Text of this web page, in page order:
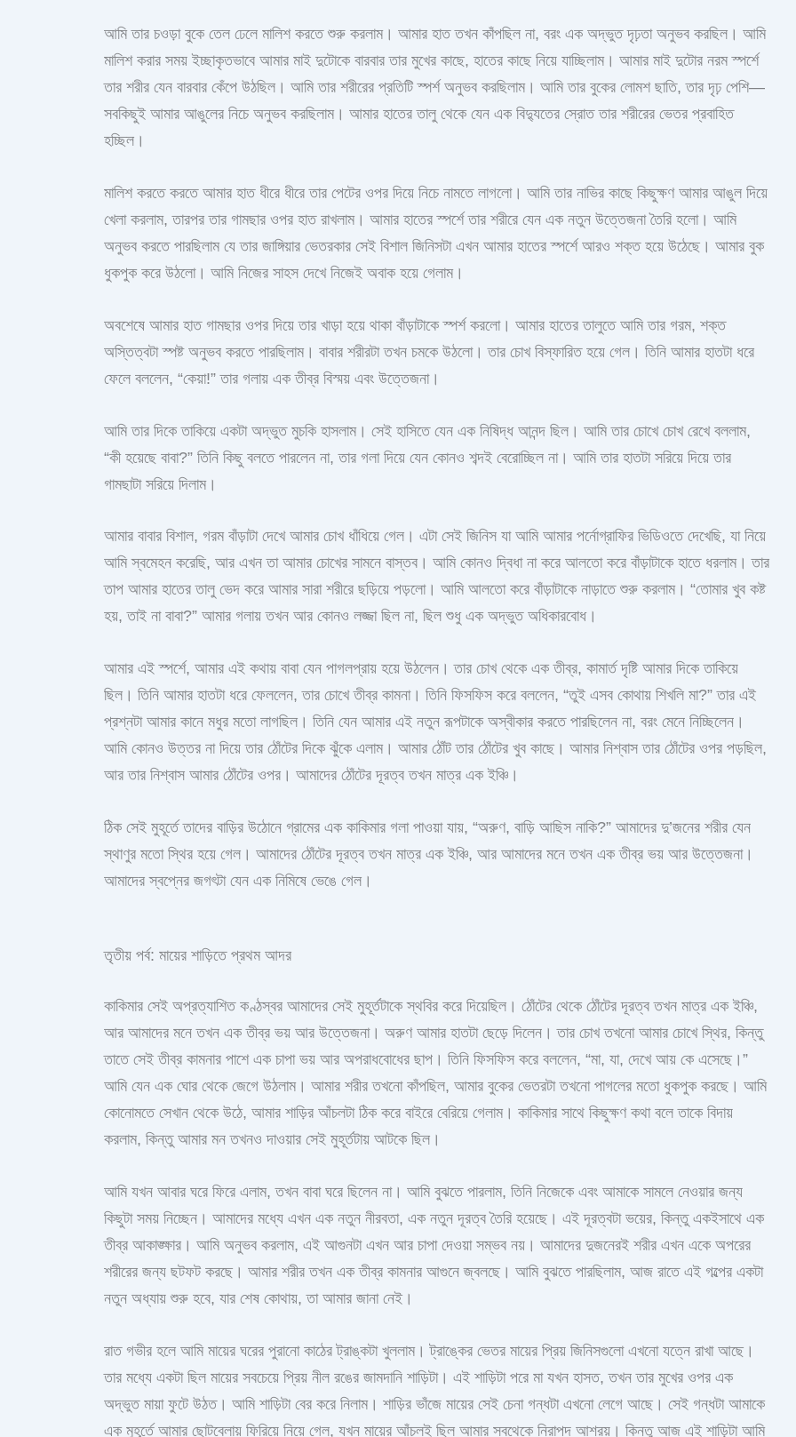
আমি তার চওড়া বুকে তেল ঢেলে মালিশ করতে শুরু করলাম। আমার হাত তখন কাঁপছিল না, বরং এক অদ্ভুত দৃঢ়তা অনুভব করছিল। আমি
মালিশ করার সময় ইচ্ছাকৃতভাবে আমার মাই দুটোকে বারবার তার মুখের কাছে, হাতের কাছে নিয়ে যাচ্ছিলাম। আমার মাই দুটোর নরম স্পর্শে
তার শরীর যেন বারবার কেঁপে উঠছিল। আমি তার শরীরের প্রতিটি স্পর্শ অনুভব করছিলাম। আমি তার বুকের লোমশ ছাতি, তার দৃঢ় পেশি—
সবকিছুই আমার আঙুলের নিচে অনুভব করছিলাম। আমার হাতের তালু থেকে যেন এক বিদ্যুতের স্রোত তার শরীরের ভেতর প্রবাহিত
হচ্ছিল।
মালিশ করতে করতে আমার হাত ধীরে ধীরে তার পেটের ওপর দিয়ে নিচে নামতে লাগলো। আমি তার নাভির কাছে কিছুক্ষণ আমার আঙুল দিয়ে
খেলা করলাম, তারপর তার গামছার ওপর হাত রাখলাম। আমার হাতের স্পর্শে তার শরীরে যেন এক নতুন উত্তেজনা তৈরি হলো। আমি
অনুভব করতে পারছিলাম যে তার জাঙ্গিয়ার ভেতরকার সেই বিশাল জিনিসটা এখন আমার হাতের স্পর্শে আরও শক্ত হয়ে উঠেছে। আমার বুক
ধুকপুক করে উঠলো। আমি নিজের সাহস দেখে নিজেই অবাক হয়ে গেলাম।
অবশেষে আমার হাত গামছার ওপর দিয়ে তার খাড়া হয়ে থাকা বাঁড়াটাকে স্পর্শ করলো। আমার হাতের তালুতে আমি তার গরম, শক্ত
অস্তিত্বটা স্পষ্ট অনুভব করতে পারছিলাম। বাবার শরীরটা তখন চমকে উঠলো। তার চোখ বিস্ফারিত হয়ে গেল। তিনি আমার হাতটা ধরে
ফেলে বললেন, “কেয়া!” তার গলায় এক তীব্র বিস্ময় এবং উত্তেজনা।
আমি তার দিকে তাকিয়ে একটা অদ্ভুত মুচকি হাসলাম। সেই হাসিতে যেন এক নিষিদ্ধ আনন্দ ছিল। আমি তার চোখে চোখ রেখে বললাম,
“কী হয়েছে বাবা?” তিনি কিছু বলতে পারলেন না, তার গলা দিয়ে যেন কোনও শব্দই বেরোচ্ছিল না। আমি তার হাতটা সরিয়ে দিয়ে তার
গামছাটা সরিয়ে দিলাম।
আমার বাবার বিশাল, গরম বাঁড়াটা দেখে আমার চোখ ধাঁধিয়ে গেল। এটা সেই জিনিস যা আমি আমার পর্নোগ্রাফির ভিডিওতে দেখেছি, যা নিয়ে
আমি স্বমেহন করেছি, আর এখন তা আমার চোখের সামনে বাস্তব। আমি কোনও দ্বিধা না করে আলতো করে বাঁড়াটাকে হাতে ধরলাম। তার
তাপ আমার হাতের তালু ভেদ করে আমার সারা শরীরে ছড়িয়ে পড়লো। আমি আলতো করে বাঁড়াটাকে নাড়াতে শুরু করলাম। “তোমার খুব কষ্ট
হয়, তাই না বাবা?” আমার গলায় তখন আর কোনও লজ্জা ছিল না, ছিল শুধু এক অদ্ভুত অধিকারবোধ।
আমার এই স্পর্শে, আমার এই কথায় বাবা যেন পাগলপ্রায় হয়ে উঠলেন। তার চোখ থেকে এক তীব্র, কামার্ত দৃষ্টি আমার দিকে তাকিয়ে
ছিল। তিনি আমার হাতটা ধরে ফেললেন, তার চোখে তীব্র কামনা। তিনি ফিসফিস করে বললেন, “তুই এসব কোথায় শিখলি মা?” তার এই
প্রশ্নটা আমার কানে মধুর মতো লাগছিল। তিনি যেন আমার এই নতুন রূপটাকে অস্বীকার করতে পারছিলেন না, বরং মেনে নিচ্ছিলেন।
আমি কোনও উত্তর না দিয়ে তার ঠোঁটের দিকে ঝুঁকে এলাম। আমার ঠোঁট তার ঠোঁটের খুব কাছে। আমার নিশ্বাস তার ঠোঁটের ওপর পড়ছিল,
আর তার নিশ্বাস আমার ঠোঁটের ওপর। আমাদের ঠোঁটের দূরত্ব তখন মাত্র এক ইঞ্চি।
ঠিক সেই মুহূর্তে তাদের বাড়ির উঠোনে গ্রামের এক কাকিমার গলা পাওয়া যায়, “অরুণ, বাড়ি আছিস নাকি?” আমাদের দু’জনের শরীর যেন
স্থাণুর মতো স্থির হয়ে গেল। আমাদের ঠোঁটের দূরত্ব তখন মাত্র এক ইঞ্চি, আর আমাদের মনে তখন এক তীব্র ভয় আর উত্তেজনা।
আমাদের স্বপ্নের জগৎটা যেন এক নিমিষে ভেঙে গেল।
তৃতীয় পর্ব: মায়ের শাড়িতে প্রথম আদর
কাকিমার সেই অপ্রত্যাশিত কণ্ঠস্বর আমাদের সেই মুহূর্তটাকে স্থবির করে দিয়েছিল। ঠোঁটের থেকে ঠোঁটের দূরত্ব তখন মাত্র এক ইঞ্চি,
আর আমাদের মনে তখন এক তীব্র ভয় আর উত্তেজনা। অরুণ আমার হাতটা ছেড়ে দিলেন। তার চোখ তখনো আমার চোখে স্থির, কিন্তু
তাতে সেই তীব্র কামনার পাশে এক চাপা ভয় আর অপরাধবোধের ছাপ। তিনি ফিসফিস করে বললেন, “মা, যা, দেখে আয় কে এসেছে।”
আমি যেন এক ঘোর থেকে জেগে উঠলাম। আমার শরীর তখনো কাঁপছিল, আমার বুকের ভেতরটা তখনো পাগলের মতো ধুকপুক করছে। আমি
কোনোমতে সেখান থেকে উঠে, আমার শাড়ির আঁচলটা ঠিক করে বাইরে বেরিয়ে গেলাম। কাকিমার সাথে কিছুক্ষণ কথা বলে তাকে বিদায়
করলাম, কিন্তু আমার মন তখনও দাওয়ার সেই মুহূর্তটায় আটকে ছিল।
আমি যখন আবার ঘরে ফিরে এলাম, তখন বাবা ঘরে ছিলেন না। আমি বুঝতে পারলাম, তিনি নিজেকে এবং আমাকে সামলে নেওয়ার জন্য
কিছুটা সময় নিচ্ছেন। আমাদের মধ্যে এখন এক নতুন নীরবতা, এক নতুন দূরত্ব তৈরি হয়েছে। এই দূরত্বটা ভয়ের, কিন্তু একইসাথে এক
তীব্র আকাঙ্ক্ষার। আমি অনুভব করলাম, এই আগুনটা এখন আর চাপা দেওয়া সম্ভব নয়। আমাদের দুজনেরই শরীর এখন একে অপরের
শরীরের জন্য ছটফট করছে। আমার শরীর তখন এক তীব্র কামনার আগুনে জ্বলছে। আমি বুঝতে পারছিলাম, আজ রাতে এই গল্পের একটা
নতুন অধ্যায় শুরু হবে, যার শেষ কোথায়, তা আমার জানা নেই।
রাত গভীর হলে আমি মায়ের ঘরের পুরানো কাঠের ট্রাঙ্কটা খুললাম। ট্রাঙ্কের ভেতর মায়ের প্রিয় জিনিসগুলো এখনো যত্নে রাখা আছে।
তার মধ্যে একটা ছিল মায়ের সবচেয়ে প্রিয় নীল রঙের জামদানি শাড়িটা। এই শাড়িটা পরে মা যখন হাসত, তখন তার মুখের ওপর এক
অদ্ভুত মায়া ফুটে উঠত। আমি শাড়িটা বের করে নিলাম। শাড়ির ভাঁজে মায়ের সেই চেনা গন্ধটা এখনো লেগে আছে। সেই গন্ধটা আমাকে
এক মুহূর্তে আমার ছোটবেলায় ফিরিয়ে নিয়ে গেল, যখন মায়ের আঁচলই ছিল আমার সবথেকে নিরাপদ আশ্রয়। কিন্তু আজ এই শাড়িটা আমি